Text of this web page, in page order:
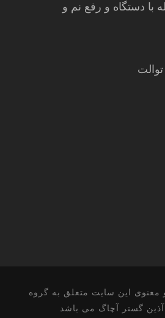
با دستگاه و رفع نم و
این سایت متعلق به گروه
گستر آچاگ می باشد